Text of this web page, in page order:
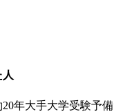
年大手大学受験予備